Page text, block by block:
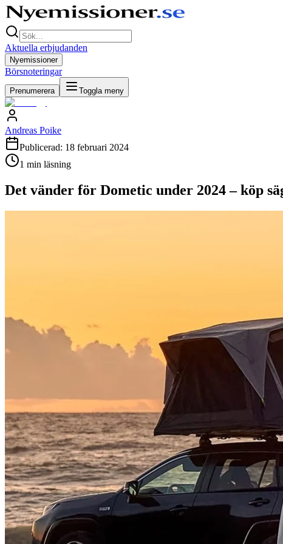
Aktuella erbjudanden
Nyemissioner
Börsnoteringar
Prenumerera Toggla meny
Andreas Poike
Publicerad: 18 februari 2024
1 min läsning
Det vänder för Dometic under 2024 – köp